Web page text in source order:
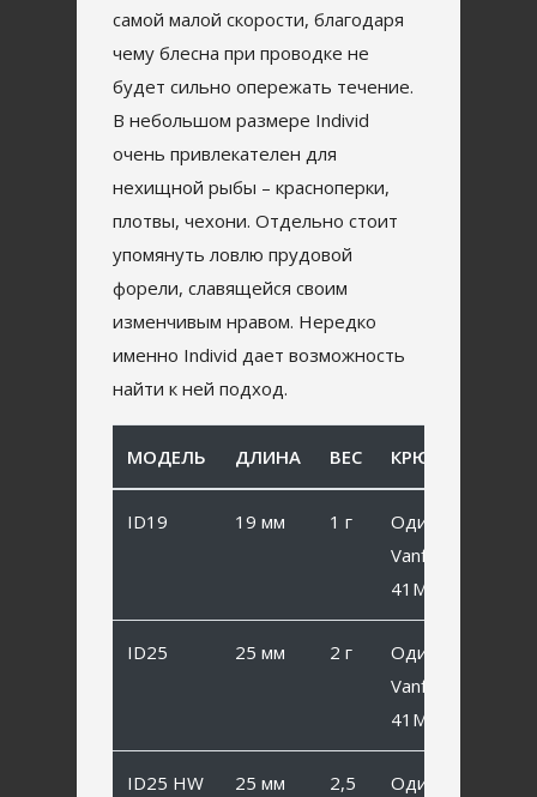
самой малой скорости, благодаря
чему блесна при проводке не
будет сильно опережать течение.
В небольшом размере Individ
очень привлекателен для
нехищной рыбы – красноперки,
плотвы, чехони. Отдельно стоит
упомянуть ловлю прудовой
форели, славящейся своим
изменчивым нравом. Нередко
именно Individ дает возможность
найти к ней подход.
МОДЕЛЬ ДЛИНА ВЕС КРЮЧОК
ID19 19 мм 1 г
Одинарный
Vanfook SP-
41MB #10
ID25 25 мм 2 г
Одинарный
Vanfook SP-
41MB #8
ID25 HW 25 мм
2,5
Одинарный